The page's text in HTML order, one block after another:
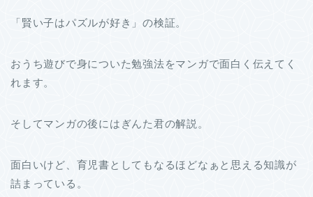
「賢い子はパズルが好き」の検証。
おうち遊びで身についた勉強法をマンガで面白く伝えてく
れます。
そしてマンガの後にはぎんた君の解説。
面白いけど、育児書としてもなるほどなぁと思える知識が
詰まっている。